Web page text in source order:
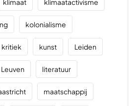
klimaat klimaatactivisme
kolonialisme
kritiek kunst Leiden
Leuven literatuur
maatschappij